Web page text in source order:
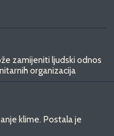
zamijeniti ljudski odnos
organizacija
klime. Postala je